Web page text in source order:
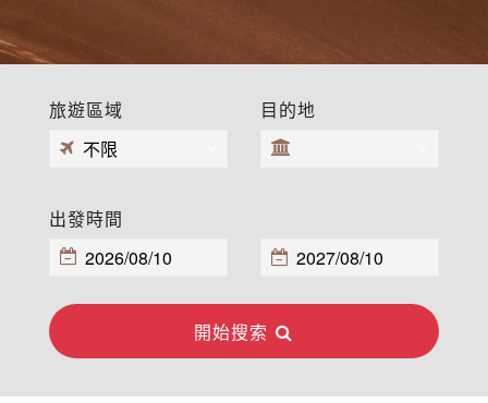
旅遊區域 目的地
出發時間
開始搜索